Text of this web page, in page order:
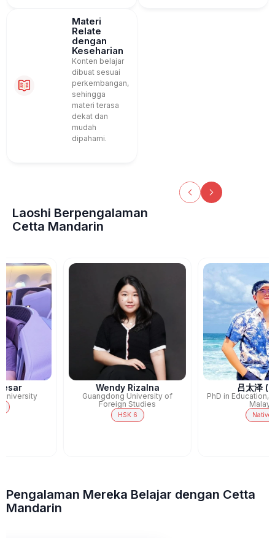
Materi
Relate
dengan
Keseharian
Konten belajar
dibuat sesuai
perkembangan,
sehingga
materi terasa
dekat dan
mudah
dipahami.
Laoshi Berpengalaman
Cetta Mandarin
Wendy Rizalna
Guangdong University of
PhD in Education, University of
Pengalaman Mereka Belajar dengan Cetta
Mandarin